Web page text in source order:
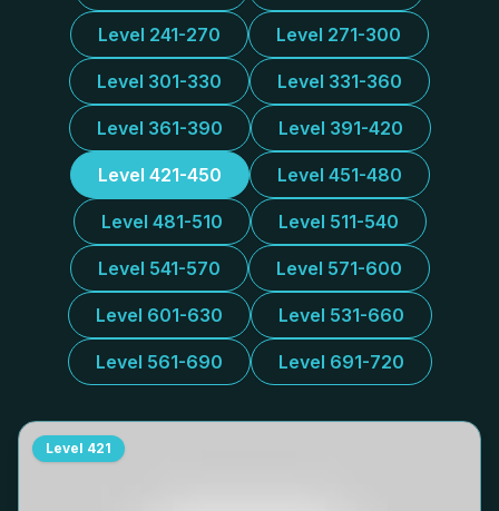
Level 241-270 Level 271-300
Level 301-330 Level 331-360
Level 361-390 Level 391-420
Level 421-450 Level 451-480
Level 481-510 Level 511-540
Level 541-570 Level 571-600
Level 601-630 Level 531-660
Level 561-690 Level 691-720
Level 421